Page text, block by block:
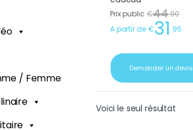
Prix public €44.90
A partir de €31 .95
Demander un devis
Voici le seul résultat
/ Femme